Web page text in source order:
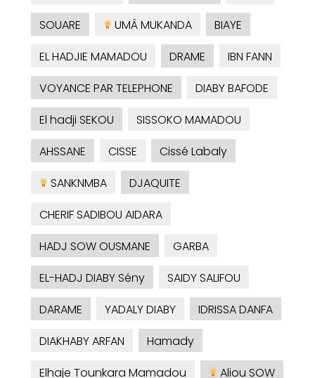
SOUARE
UMÂ MUKANDA
BIAYE
EL HADJIE MAMADOU
DRAME
IBN FANN
VOYANCE PAR TELEPHONE
DIABY BAFODE
El hadji SEKOU
SISSOKO MAMADOU
AHSSANE
CISSE
Cissé Labaly
SANKNMBA
DJAQUITE
CHERIF SADIBOU AIDARA
HADJ SOW OUSMANE
GARBA
EL-HADJ DIABY Sény
SAIDY SALIFOU
DARAME
YADALY DIABY
IDRISSA DANFA
DIAKHABY ARFAN
Hamady
Elhaje Tounkara Mamadou
Aliou SOW